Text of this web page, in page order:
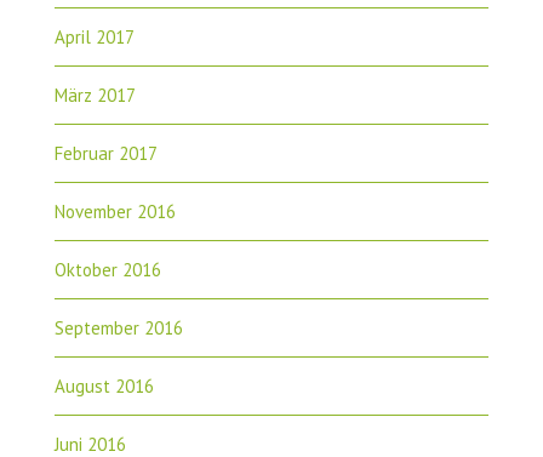
April 2017
März 2017
Februar 2017
November 2016
Oktober 2016
September 2016
August 2016
Juni 2016